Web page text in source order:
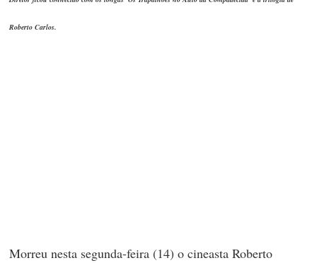
Roberto Carlos.
Morreu nesta segunda-feira (14) o cineasta Roberto